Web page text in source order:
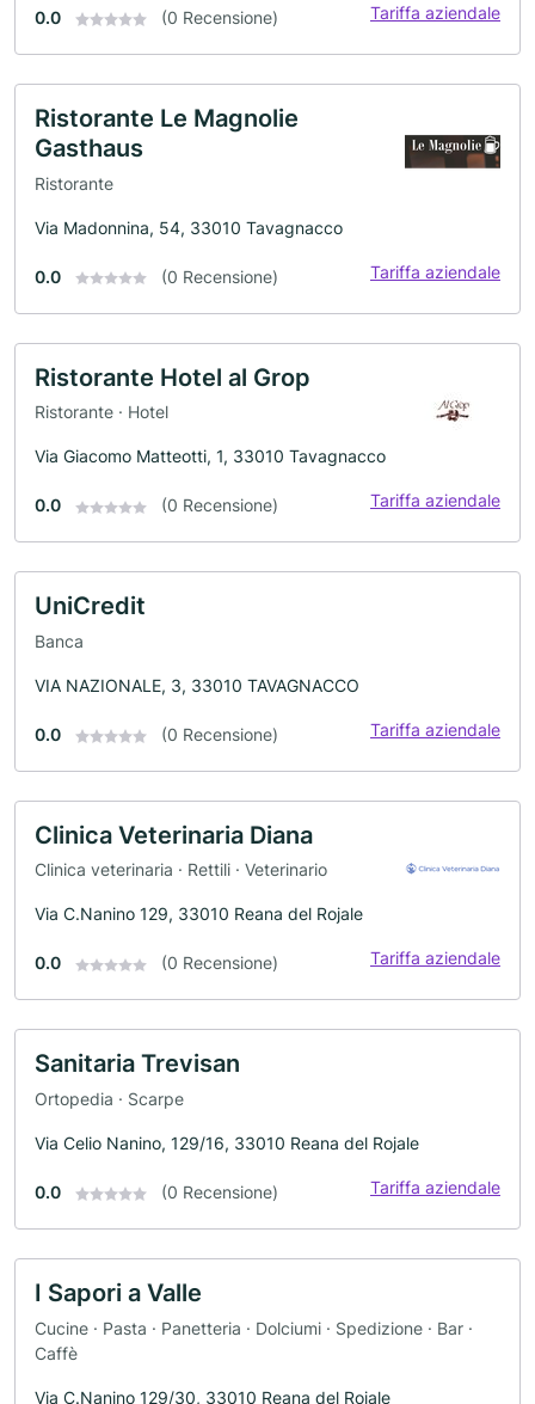
0.0 (0 Recensione) Tariffa aziendale
Ristorante Le Magnolie
Gasthaus
Ristorante
Via Madonnina, 54, 33010 Tavagnacco
0.0 (0 Recensione) Tariffa aziendale
Ristorante Hotel al Grop
Ristorante · Hotel
Via Giacomo Matteotti, 1, 33010 Tavagnacco
0.0 (0 Recensione) Tariffa aziendale
UniCredit
Banca
VIA NAZIONALE, 3, 33010 TAVAGNACCO
0.0 (0 Recensione) Tariffa aziendale
Clinica Veterinaria Diana
Clinica veterinaria · Rettili · Veterinario
Via C.Nanino 129, 33010 Reana del Rojale
0.0 (0 Recensione) Tariffa aziendale
Sanitaria Trevisan
Ortopedia · Scarpe
Via Celio Nanino, 129/16, 33010 Reana del Rojale
0.0 (0 Recensione) Tariffa aziendale
I Sapori a Valle
Cucine · Pasta · Panetteria · Dolciumi · Spedizione · Bar ·
Caffè
Via C.Nanino 129/30, 33010 Reana del Rojale